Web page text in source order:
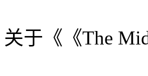
关于《《The